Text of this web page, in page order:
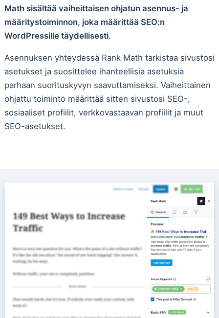
Math sisältää vaiheittaisen ohjatun asennus- ja
määritystoiminnon, joka määrittää SEO:n
WordPressille täydellisesti.
Asennuksen yhteydessä Rank Math tarkistaa sivustosi
asetukset ja suosittelee ihanteellisia asetuksia
parhaan suorituskyvyn saavuttamiseksi. Vaiheittainen
ohjattu toiminto määrittää sitten sivustosi SEO-,
sosiaaliset profiilit, verkkovastaavan profiilit ja muut
SEO-asetukset.